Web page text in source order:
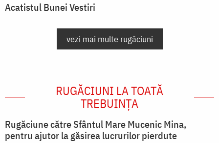
Acatistul Bunei Vestiri
vezi mai multe rugăciuni
RUGĂCIUNI LA TOATĂ
TREBUINȚA
Rugăciune către Sfântul Mare Mucenic Mina,
pentru ajutor la găsirea lucrurilor pierdute